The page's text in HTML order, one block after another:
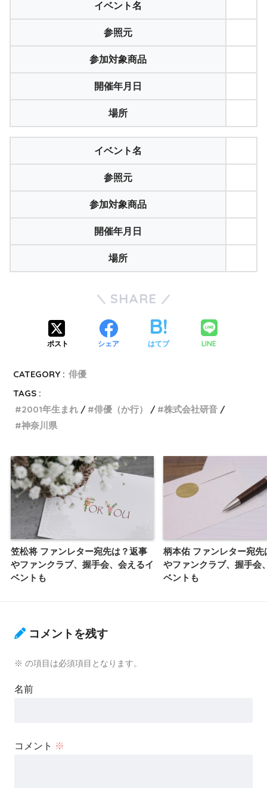
イベント名
参照元
参加対象商品
開催年月日
場所
イベント名
参照元
参加対象商品
開催年月日
場所
SHARE
ポスト シェア はてブ LINE
CATEGORY : 俳優
TAGS :
2001年生まれ
俳優（か行）
株式会社研音
神奈川県
笠松将 ファンレター宛先は？返事
やファンクラブ、握手会、会えるイ
ベントも
柄本佑 ファンレター宛先
やファンクラブ、握手会
ベントも
コメントを残す
※ の項目は必須項目となります。
名前
コメント ※